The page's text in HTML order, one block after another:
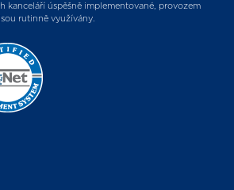
kanceláří úspěšně implementované, provozem
rutinně využívány.